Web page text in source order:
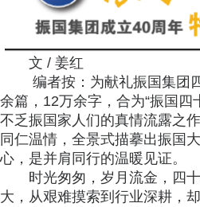
文 / 姜红
编者按：为献礼振国集团
余篇，12万余字，合为“振国
不乏振国家人们的真情流露之
同仁温情，全景式描摹出振国
心，是并肩同行的温暖见证。
时光匆匆，岁月流金，四
大，从艰难摸索到行业深耕，